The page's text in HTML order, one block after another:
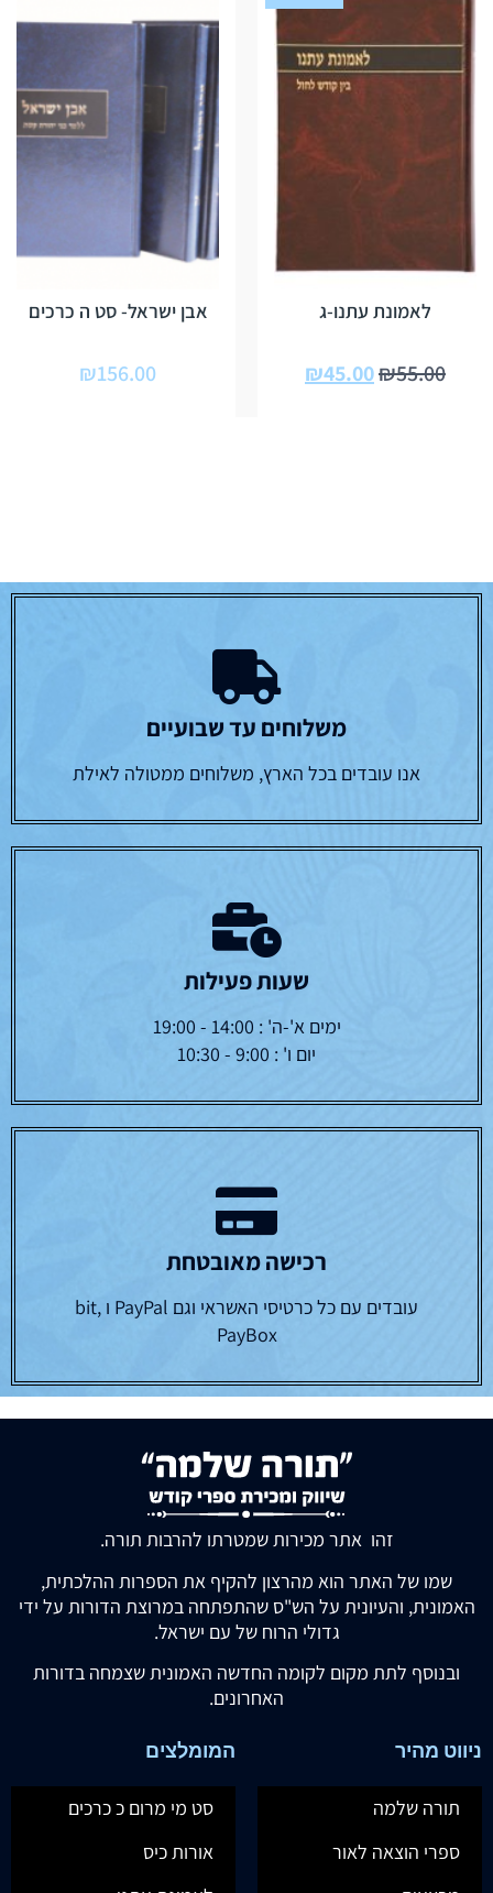
לאמונת עתנו-ג
₪55.00
₪45.00
אבן ישראל- סט ה כרכים
₪156.00
משלוחים עד שבועיים
אנו עובדים בכל הארץ, משלוחים ממטולה לאילת
שעות פעילות
ימים א'-ה' : 14:00 - 19:00
יום ו' : 9:00 - 10:30
רכישה מאובטחת
עובדים עם כל כרטיסי האשראי וגם PayPal ו bit,
PayBox
זהו אתר מכירות שמטרתו להרבות תורה.
שמו של האתר הוא מהרצון להקיף את הספרות ההלכתית,
האמונית, והעיונית על הש"ס שהתפתחה במרוצת הדורות על ידי
גדולי הרוח של עם ישראל.
ובנוסף לתת מקום לקומה החדשה האמונית שצמחה בדורות
האחרונים.
ניווט מהיר
תורה שלמה
ספרי הוצאה לאור
המומלצים
סט מי מרום כ כרכים
אורות כיס